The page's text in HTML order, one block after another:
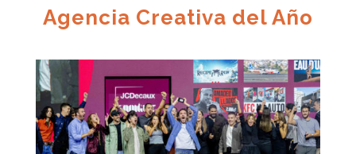
Agencia Creativa del Año